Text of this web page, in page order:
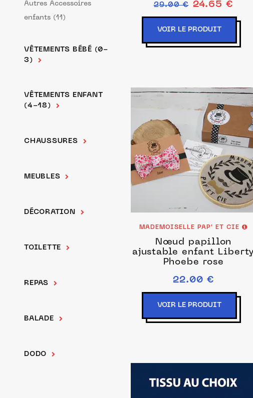
VÊTEMENTS BÉBÉ (0-
3)
VÊTEMENTS ENFANT
(4-18)
CHAUSSURES
Autres Accessoires
enfants (11)
MEUBLES
DÉCORATION
TOILETTE
REPAS
BALADE
DODO
29.00 € 24.65 €
VOIR LE PRODUIT
MADEMOISELLE PAP' ET CIE
Nœud papillon
ajustable enfant
Phoebe rose
22.00 €
VOIR LE PRODUIT